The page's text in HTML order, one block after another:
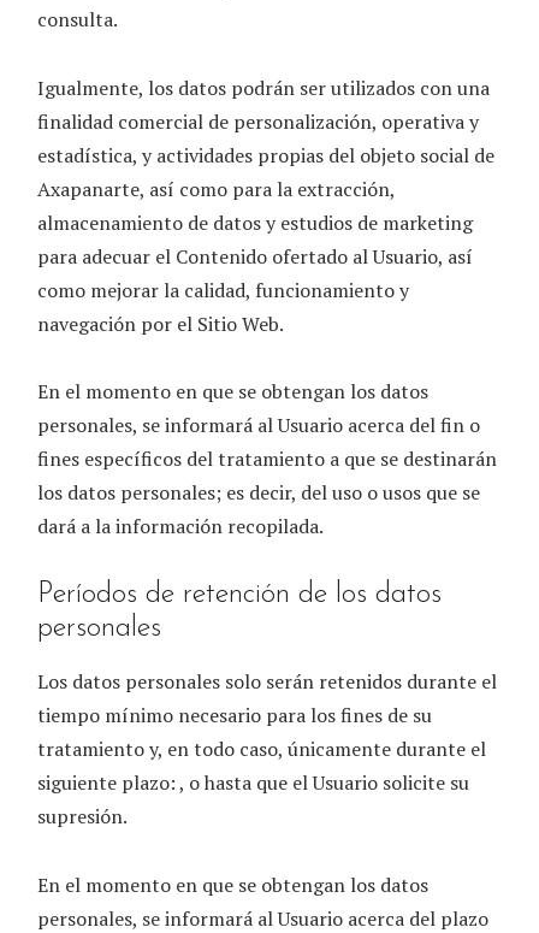
consulta.
Igualmente, los datos podrán ser utilizados con una
finalidad comercial de personalización, operativa y
estadística, y actividades propias del objeto social de
Axapanarte, así como para la extracción,
almacenamiento de datos y estudios de marketing
para adecuar el Contenido ofertado al Usuario, así
como mejorar la calidad, funcionamiento y
navegación por el Sitio Web.
En el momento en que se obtengan los datos
personales, se informará al Usuario acerca del fin o
fines específicos del tratamiento a que se destinarán
los datos personales; es decir, del uso o usos que se
dará a la información recopilada.
Períodos de retención de los datos
personales
Los datos personales solo serán retenidos durante el
tiempo mínimo necesario para los fines de su
tratamiento y, en todo caso, únicamente durante el
siguiente plazo: , o hasta que el Usuario solicite su
supresión.
En el momento en que se obtengan los datos
personales, se informará al Usuario acerca del plazo